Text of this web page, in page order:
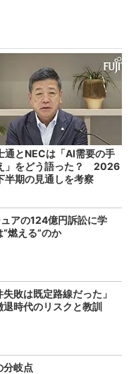
通とNECは「AI需要の手
」をどう語った？ 2026
半期の見通しを考察
アの124億円訴訟に学
燃える”のか
敗は既定路線だった」
時代のリスクと教訓
分岐点